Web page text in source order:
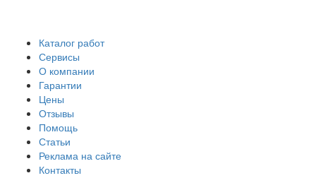
Каталог работ
Сервисы
О компании
Гарантии
Цены
Отзывы
Помощь
Статьи
Реклама на сайте
Контакты